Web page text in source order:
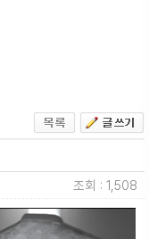
조회 : 1,508